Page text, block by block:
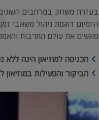
בעזרת משחק במרחבים השונים
היומיום דוגמת ניהול משאבי
פוגשים את עולם התרבות
הכניסה למוזיאון הינה ללא
הביקור והפעילות במוזיאון לילדים עד גיל